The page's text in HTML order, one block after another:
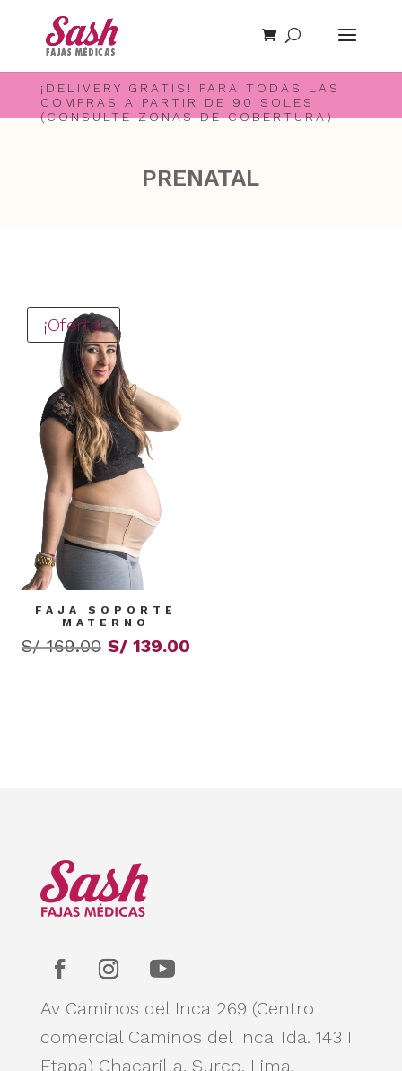
¡DELIVERY GRATIS! PARA TODAS LAS
COMPRAS A PARTIR DE 90 SOLES
(CONSULTE ZONAS DE COBERTURA)
PRENATAL
¡Oferta!
FAJA SOPORTE
MATERNO
S/169.00 El
S/139.00El
Av Caminos del Inca 269 (Centro
comercial Caminos del Inca Tda. 143 II
Etapa) Chacarilla, Surco, Lima.